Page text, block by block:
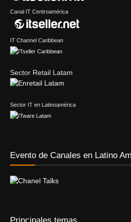
Canal IT Centroamérica
IT Channel Caribbean
Sector Retail Latam
Sector IT en Latinoamérica
Evento de Canales en Latino